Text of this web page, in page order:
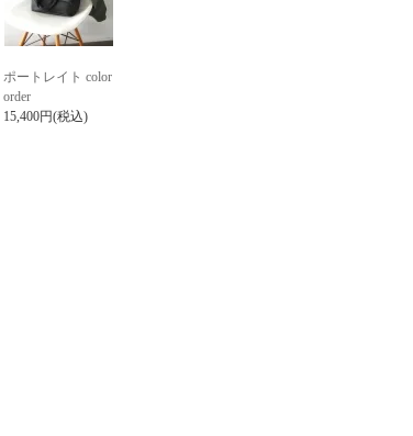
ポートレイト color
order
15,400円(税込)